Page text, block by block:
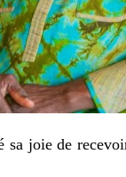
joie de